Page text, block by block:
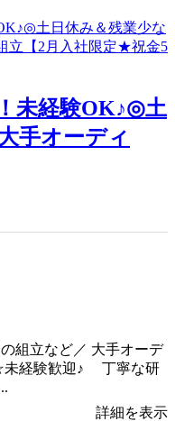
未経験OK♪◎土
手オーディ
組立など／ 大手オーデ
未経験歓迎♪ 丁寧な研
詳細を表示